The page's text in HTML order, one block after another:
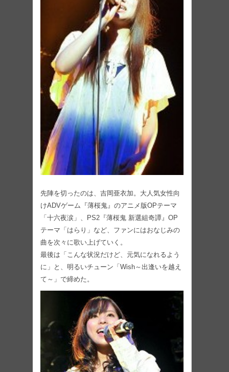
先陣を切ったのは、吉岡亜衣加。大人気女性向
けADVゲーム『薄桜鬼』のアニメ版OPテーマ
「十六夜涙」、PS2『薄桜鬼 新選組奇譚』OP
テーマ「はらり」など、ファンにはおなじみの
曲を次々に歌い上げていく。
最後は「こんな状況だけど、元気になれるよう
に」と、明るいチューン「Wish～出逢いを越え
て～」で締めた。